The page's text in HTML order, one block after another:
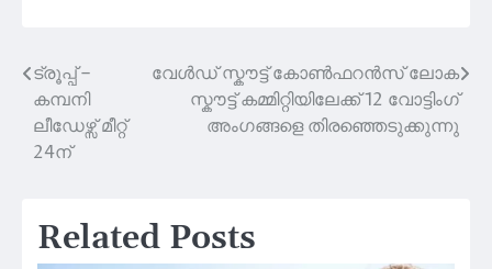
Post
navigation
ട്രൂപ്പ് –
കമ്പനി
ലീഡേഴ്സ് മീറ്റ്
24ന്
വേൾഡ് സ്കൗട്ട് കോൺഫറൻസ് ലോക
സ്കൗട്ട് കമ്മിറ്റിയിലേക്ക് 12 വോട്ടിംഗ്
അംഗങ്ങളെ തിരഞ്ഞെടുക്കുന്നു
Related Posts